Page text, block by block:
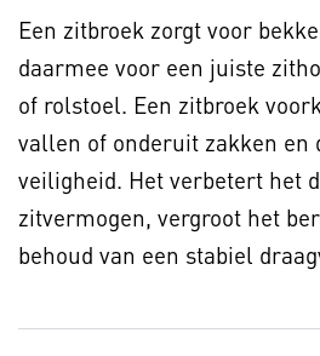
Een zitbroek zorgt voor
daarmee voor een juiste
of rolstoel. Een zitbroek
vallen of onderuit zakken en
veiligheid. Het verbetert het
zitvermogen, vergroot het
behoud van een stabiel